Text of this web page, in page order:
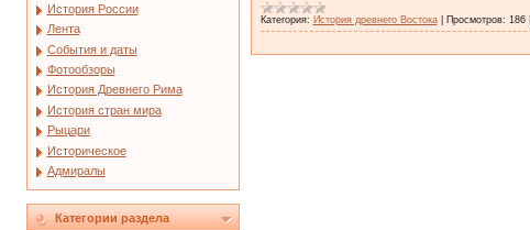
История России
Лента
События и даты
Фотообзоры
История Древнего Рима
История стран мира
Рыцари
Историческое
Адмиралы
Категории раздела
Категория: История древнего Востока Просмотров: 186